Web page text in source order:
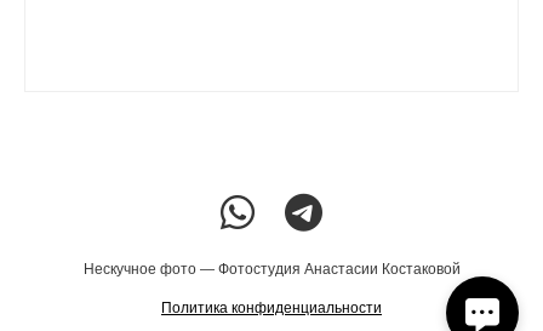
Нескучное фото — Фотостудия Анастасии Костаковой
Политика конфиденциальности